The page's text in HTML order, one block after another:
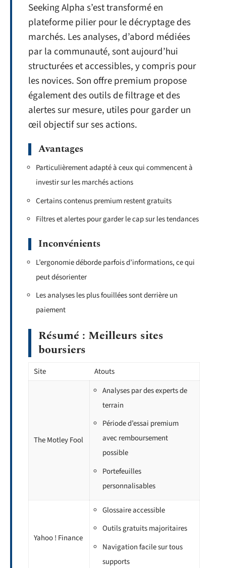
Seeking Alpha s’est transformé en
plateforme pilier pour le décryptage des
marchés. Les analyses, d’abord médiées
par la communauté, sont aujourd’hui
structurées et accessibles, y compris pour
les novices. Son offre premium propose
également des outils de filtrage et des
alertes sur mesure, utiles pour garder un
œil objectif sur ses actions.
Avantages
Particulièrement adapté à ceux qui commencent à
investir sur les marchés actions
Certains contenus premium restent gratuits
Filtres et alertes pour garder le cap sur les tendances
Inconvénients
L’ergonomie déborde parfois d’informations, ce qui
peut désorienter
Les analyses les plus fouillées sont derrière un
paiement
Résumé : Meilleurs sites
boursiers
Site Atouts
The Motley Fool
Analyses par des experts de
terrain
Période d’essai premium
avec remboursement
possible
Portefeuilles
personnalisables
Yahoo ! Finance
Glossaire accessible
Outils gratuits majoritaires
Navigation facile sur tous
supports